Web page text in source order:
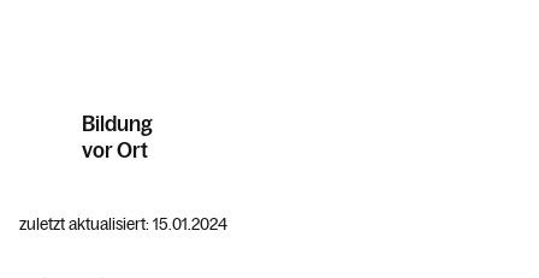
Bildung
vor Ort
zuletzt aktualisiert: 15.01.2024